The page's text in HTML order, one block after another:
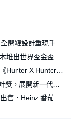
開罐設計重現手打
堆出世界盃金盃，
Hunter X Hunter》
獎，展開新一代設
售、Heinz 番茄醬